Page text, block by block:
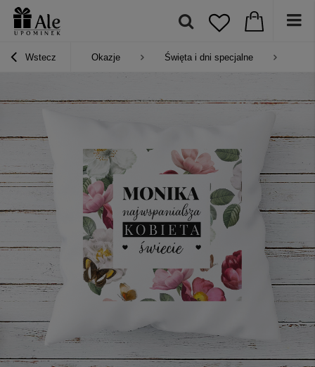
Wstecz Okazje Święta i dni specjalne